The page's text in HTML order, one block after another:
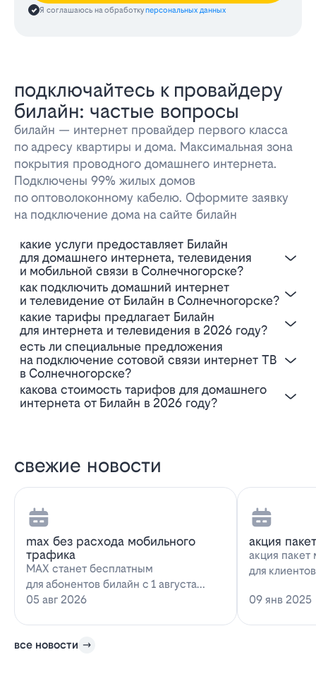
Я соглашаюсь на обработкуперсональных данных
подключайтесь к провайдеру
билайн: частые вопросы
билайн — интернет провайдер первого класса
по адресу квартиры и дома. Максимальная зона
покрытия проводного домашнего интернета.
Подключены 99% жилых домов
по оптоволоконному кабелю. Оформите заявку
на подключение дома на сайте билайн
Какие услуги предоставляет Билайн
для домашнего интернета, телевидения
и мобильной связи в Солнечногорске?
Как подключить домашний интернет
и телевидение от Билайн в Солнечногорске?
Какие тарифы предлагает Билайн
для интернета и телевидения в 2026 году?
Есть ли специальные предложения
на подключение сотовой связи интернет ТВ
в Солнечногорске?
Какова стоимость тарифов для домашнего
интернета от Билайн в 2026 году?
свежие новости
max без расхода мобильного
трафика
MAX станет бесплатным
для абонентов билайн с 1 августа
2026 года использование
05 авг 2026
акция
акция пакет
для
09 янв 2025
все новости